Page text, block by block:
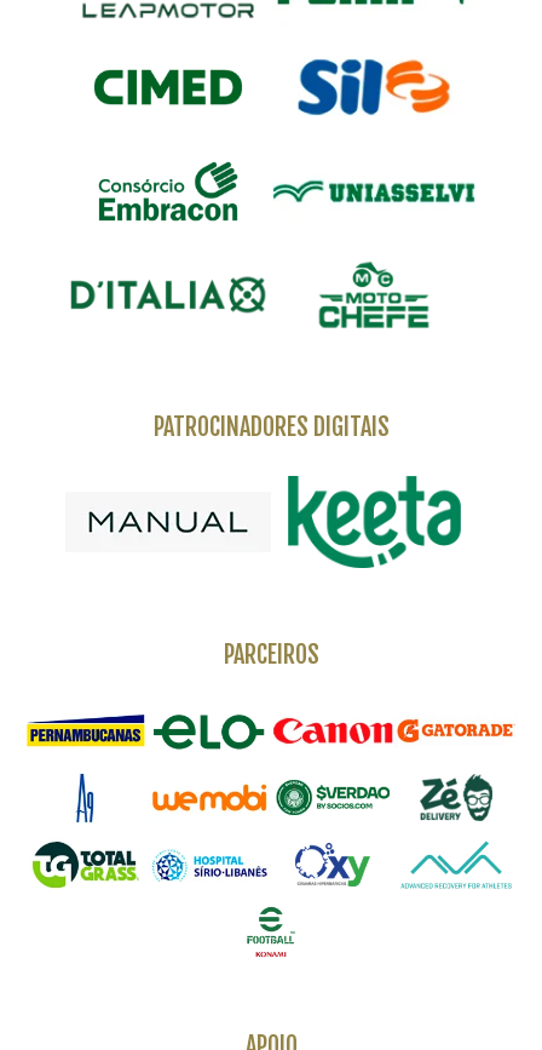
PATROCINADORES DIGITAIS
PARCEIROS